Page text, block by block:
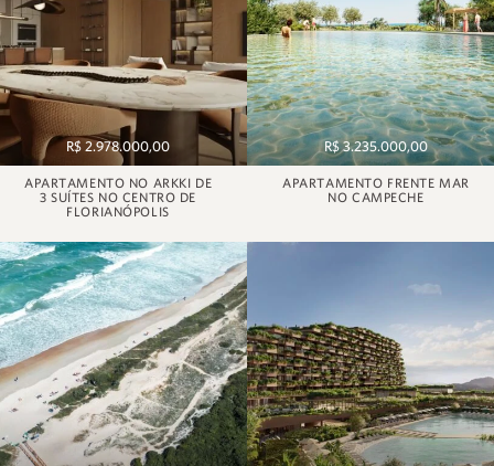
R$ 2.978.000,00
APARTAMENTO NO ARKKI DE
3 SUÍTES NO CENTRO DE
FLORIANÓPOLIS
R$ 3.235.000,00
APARTAMENTO FRENTE MAR
NO CAMPECHE